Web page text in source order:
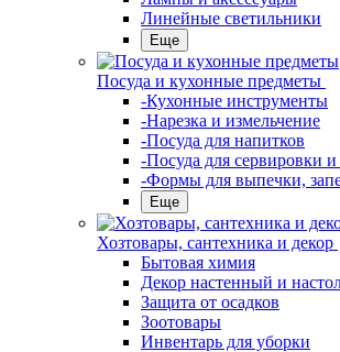
Линейные светильники
Еще
Посуда и кухонные предметы
-Кухонные инструменты
-Нарезка и измельчение
-Посуда для напитков
-Посуда для сервировки
-Формы для выпечки,
Еще
Хозтовары, сантехника и декор
Бытовая химия
Декор настенный и
Защита от осадков
Зоотовары
Инвентарь для уборки